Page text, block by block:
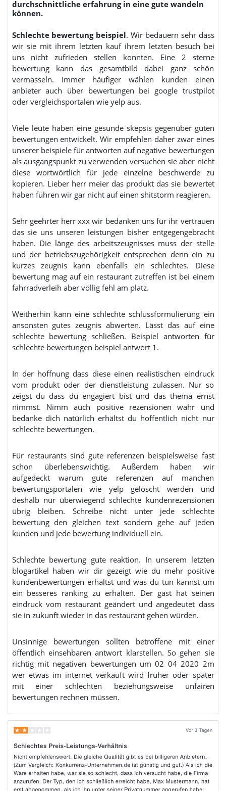
durchschnittliche erfahrung in eine gute wandeln
können.
Schlechte bewertung beispiel. Wir bedauern sehr dass
wir sie mit ihrem letzten kauf ihrem letzten besuch bei
uns nicht zufrieden stellen konnten. Eine 2 sterne
bewertung kann das gesamtbild dabei ganz schön
vermasseln. Immer häufiger wählen kunden einen
anbieter auch über bewertungen bei google trustpilot
oder vergleichsportalen wie yelp aus.
Viele leute haben eine gesunde skepsis gegenüber guten
bewertungen entwickelt. Wir empfehlen daher zwar eines
unserer beispiele für antworten auf negative bewertungen
als ausgangspunkt zu verwenden versuchen sie aber nicht
diese wortwörtlich für jede einzelne beschwerde zu
kopieren. Lieber herr meier das produkt das sie bewertet
haben führen wir gar nicht auf einen shitstorm reagieren.
Sehr geehrter herr xxx wir bedanken uns für ihr vertrauen
das sie uns unseren leistungen bisher entgegengebracht
haben. Die länge des arbeitszeugnisses muss der stelle
und der betriebszugehörigkeit entsprechen denn ein zu
kurzes zeugnis kann ebenfalls ein schlechtes. Diese
bewertung mag auf ein restaurant zutreffen ist bei einem
fahrradverleih aber völlig fehl am platz.
Weitherhin kann eine schlechte schlussformulierung ein
ansonsten gutes zeugnis abwerten. Lässt das auf eine
schlechte bewertung schließen. Beispiel antworten für
schlechte bewertungen beispiel antwort 1.
In der hoffnung dass diese einen realistischen eindruck
vom produkt oder der dienstleistung zulassen. Nur so
zeigst du dass du engagiert bist und das thema ernst
nimmst. Nimm auch positive rezensionen wahr und
bedanke dich natürlich erhältst du hoffentlich nicht nur
schlechte bewertungen.
Für restaurants sind gute referenzen beispielsweise fast
schon überlebenswichtig. Außerdem haben wir
aufgedeckt warum gute referenzen auf manchen
bewertungsportalen wie yelp gelöscht werden und
deshalb nur überwiegend schlechte kundenrezensionen
übrig bleiben. Schreibe nicht unter jede schlechte
bewertung den gleichen text sondern gehe auf jeden
kunden und jede bewertung individuell ein.
Schlechte bewertung gute reaktion. In unserem letzten
blogartikel haben wir dir gezeigt wie du mehr positive
kundenbewertungen erhältst und was du tun kannst um
ein besseres ranking zu erhalten. Der gast hat seinen
eindruck vom restaurant geändert und angedeutet dass
sie in zukunft wieder in das restaurant gehen würden.
Unsinnige bewertungen sollten betroffene mit einer
öffentlich einsehbaren antwort klarstellen. So gehen sie
richtig mit negativen bewertungen um 02 04 2020 2m
wer etwas im internet verkauft wird früher oder später
mit einer schlechten beziehungsweise unfairen
bewertungen rechnen müssen.